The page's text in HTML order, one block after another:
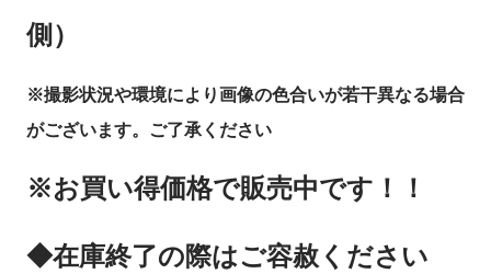
側）
※撮影状況や環境により画像の色合いが若干異なる場合
がございます。ご了承ください
※お買い得価格で販売中です！！
◆在庫終了の際はご容赦ください